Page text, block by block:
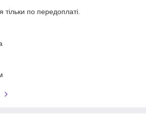
тільки по передоплаті.